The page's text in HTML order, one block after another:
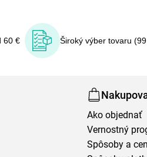
60 € Široký výber tovaru
Ako objednať
Vernostný
Spôsoby a